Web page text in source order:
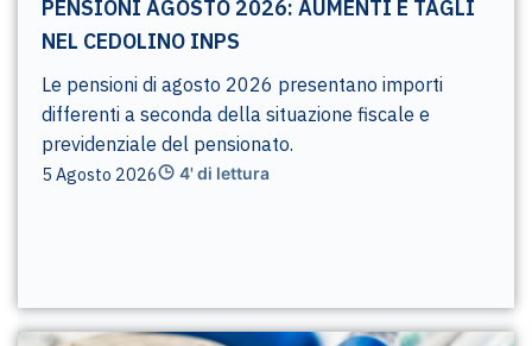
PENSIONI AGOSTO 2026: AUMENTI E TAGLI
NEL CEDOLINO INPS
Le pensioni di agosto 2026 presentano importi
differenti a seconda della situazione fiscale e
previdenziale del pensionato.
5 Agosto 2026 4' di lettura